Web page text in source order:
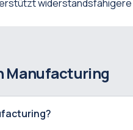
Manufacturing